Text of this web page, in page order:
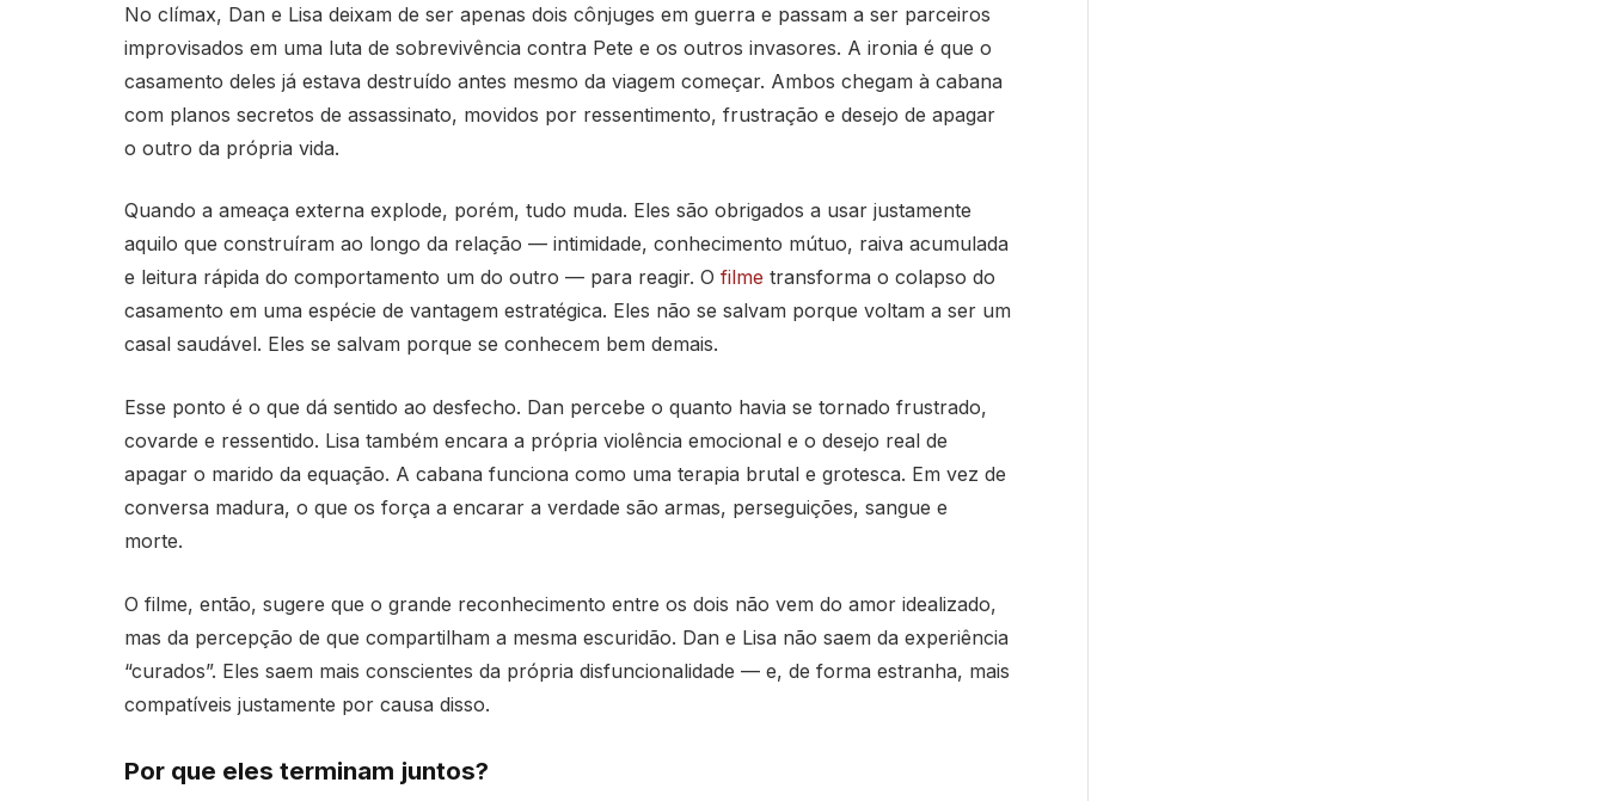
No clímax, Dan e Lisa deixam de ser apenas dois cônjuges em guerra e passam a ser parceiros
improvisados em uma luta de sobrevivência contra Pete e os outros invasores. A ironia é que o
casamento deles já estava destruído antes mesmo da viagem começar. Ambos chegam à cabana
com planos secretos de assassinato, movidos por ressentimento, frustração e desejo de apagar
o outro da própria vida.
Quando a ameaça externa explode, porém, tudo muda. Eles são obrigados a usar justamente
aquilo que construíram ao longo da relação — intimidade, conhecimento mútuo, raiva acumulada
e leitura rápida do comportamento um do outro — para reagir. O filme transforma o colapso do
casamento em uma espécie de vantagem estratégica. Eles não se salvam porque voltam a ser um
casal saudável. Eles se salvam porque se conhecem bem demais.
Esse ponto é o que dá sentido ao desfecho. Dan percebe o quanto havia se tornado frustrado,
covarde e ressentido. Lisa também encara a própria violência emocional e o desejo real de
apagar o marido da equação. A cabana funciona como uma terapia brutal e grotesca. Em vez de
conversa madura, o que os força a encarar a verdade são armas, perseguições, sangue e
morte.
O filme, então, sugere que o grande reconhecimento entre os dois não vem do amor idealizado,
mas da percepção de que compartilham a mesma escuridão. Dan e Lisa não saem da experiência
“curados”. Eles saem mais conscientes da própria disfuncionalidade — e, de forma estranha, mais
compatíveis justamente por causa disso.
Por que eles terminam juntos?